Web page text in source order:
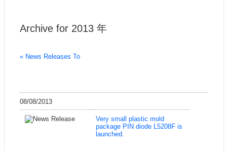
Archive for 2013 年
« News Releases To
08/08/2013
Very small plastic mold
package PIN diode L5208F is
launched.